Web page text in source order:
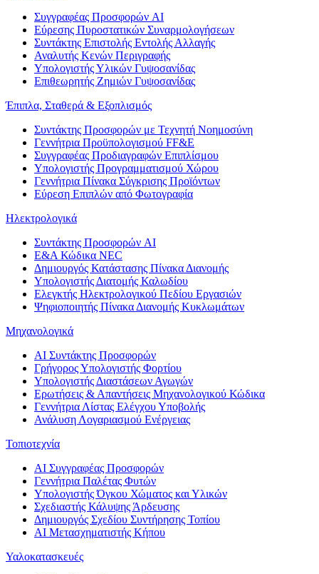
Συγγραφέας Προσφορών AI
Εύρεσης Πυροστατικών Συναρμολογήσεων
Συντάκτης Επιστολής Εντολής Αλλαγής
Αναλυτής Κενών Περιγραφής
Υπολογιστής Υλικών Γυψοσανίδας
Επιθεωρητής Ζημιών Γυψοσανίδας
Έπιπλα, Σταθερά & Εξοπλισμός
Συντάκτης Προσφορών με Τεχνητή Νοημοσύνη
Γεννήτρια Προϋπολογισμού FF&E
Συγγραφέας Προδιαγραφών Επιπλίσμου
Υπολογιστής Προγραμματισμού Χώρου
Γεννήτρια Πίνακα Σύγκρισης Προϊόντων
Εύρεση Επιπλών από Φωτογραφία
Ηλεκτρολογικά
Συντάκτης Προσφορών AI
Ε&Α Κώδικα NEC
Δημιουργός Κατάστασης Πίνακα Διανομής
Υπολογιστής Διατομής Καλωδίου
Ελεγκτής Ηλεκτρολογικού Πεδίου Εργασιών
Ψηφιοποιητής Πίνακα Διανομής Κυκλωμάτων
Μηχανολογικά
AI Συντάκτης Προσφορών
Γρήγορος Υπολογιστής Φορτίου
Υπολογιστής Διαστάσεων Αγωγών
Ερωτήσεις & Απαντήσεις Μηχανολογικού Κώδικα
Γεννήτρια Λίστας Ελέγχου Υποβολής
Ανάλυση Λογαριασμού Ενέργειας
Τοπιοτεχνία
AI Συγγραφέας Προσφορών
Γεννήτρια Παλέτας Φυτών
Υπολογιστής Όγκου Χώματος και Υλικών
Σχεδιαστής Κάλυψης Άρδευσης
Δημιουργός Σχεδίου Συντήρησης Τοπίου
AI Μετασχηματιστής Κήπου
Υαλοκατασκευές